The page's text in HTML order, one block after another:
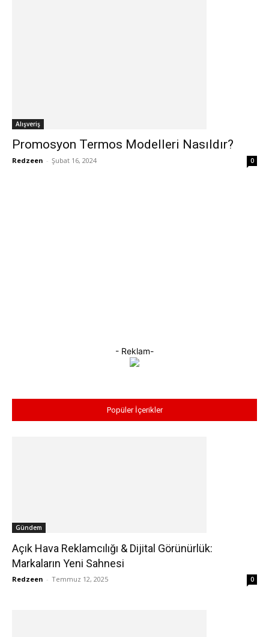
Alışveriş
Promosyon Termos Modelleri Nasıldır?
Redzeen - Şubat 16, 2024 0
- Reklam-
Popüler İçerikler
Gündem
Açık Hava Reklamcılığı & Dijital Görünürlük:
Markaların Yeni Sahnesi
Redzeen - Temmuz 12, 2025 0